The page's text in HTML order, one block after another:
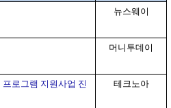
뉴스웨이
머니투데이
프로그램 지원사업 진
테크노아